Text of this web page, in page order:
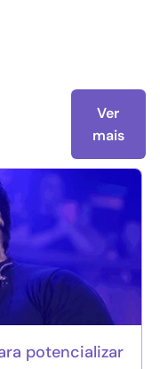
Ver
mais
potencializar